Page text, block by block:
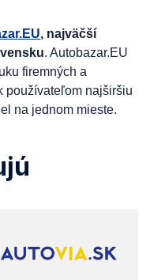
, najväčší
. Autobazar.EU
firemných a
používateľom najširšiu
na jednom mieste.